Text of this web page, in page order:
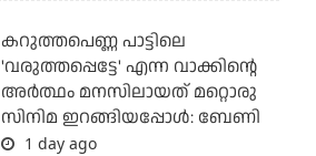
കറുത്തപെണ്ണ പാട്ടിലെ
'വരുത്തപ്പെട്ടേ' എന്ന വാക്കിന്റെ
അർത്ഥം മനസിലായത് മറ്റൊരു
സിനിമ ഇറങ്ങിയപ്പോൾ: ബേണി
1 day ago